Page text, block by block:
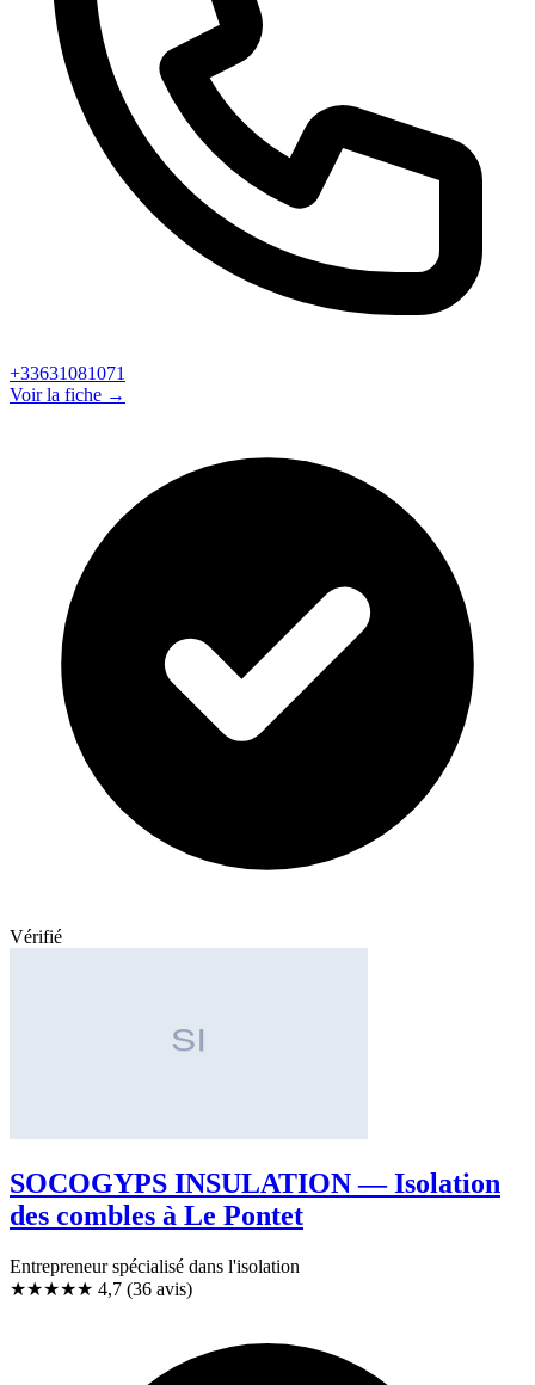
+33631081071
Voir la fiche →
Vérifié
SOCOGYPS INSULATION — Isolation
des combles à Le Pontet
Entrepreneur spécialisé dans l'isolation
★★★★★ 4,7 (36 avis)